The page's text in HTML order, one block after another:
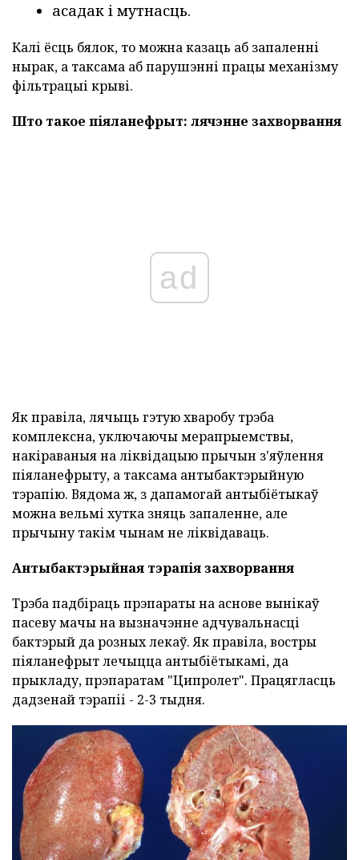
асадак і мутнасць.
Калі ёсць бялок, то можна казаць аб запаленні
нырак, а таксама аб парушэнні працы механізму
фільтрацыі крыві.
Што такое піяланефрыт: лячэнне захворвання
ad
Як правіла, лячыць гэтую хваробу трэба
комплексна, уключаючы мерапрыемствы,
накіраваныя на ліквідацыю прычын з'яўлення
піяланефрыту, а таксама антыбактэрыйную
тэрапію. Вядома ж, з дапамогай антыбіётыкаў
можна вельмі хутка зняць запаленне, але
прычыну такім чынам не ліквідаваць.
Антыбактэрыйная тэрапія захворвання
Трэба падбіраць прэпараты на аснове вынікаў
пасеву мачы на вызначэнне адчувальнасці
бактэрый да розных лекаў. Як правіла, востры
піяланефрыт лечыцца антыбіётыкамі, да
прыкладу, прэпаратам "Ципролет". Працягласць
дадзенай тэрапіі - 2-3 тыдня.